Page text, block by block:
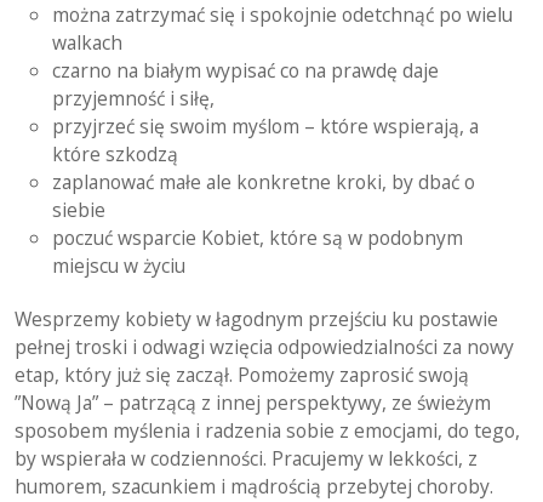
można zatrzymać się i spokojnie odetchnąć po wielu
walkach
czarno na białym wypisać co na prawdę daje
przyjemność i siłę,
przyjrzeć się swoim myślom – które wspierają, a
które szkodzą
zaplanować małe ale konkretne kroki, by dbać o
siebie
poczuć wsparcie Kobiet, które są w podobnym
miejscu w życiu
Wesprzemy kobiety w łagodnym przejściu ku postawie
pełnej troski i odwagi wzięcia odpowiedzialności za nowy
etap, który już się zaczął. Pomożemy zaprosić swoją
”Nową Ja” – patrzącą z innej perspektywy, ze świeżym
sposobem myślenia i radzenia sobie z emocjami, do tego,
by wspierała w codzienności. Pracujemy w lekkości, z
humorem, szacunkiem i mądrością przebytej choroby.